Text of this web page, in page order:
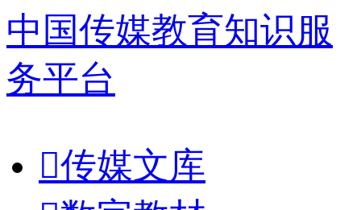
中国传媒教育知识服
务平台
传媒文库